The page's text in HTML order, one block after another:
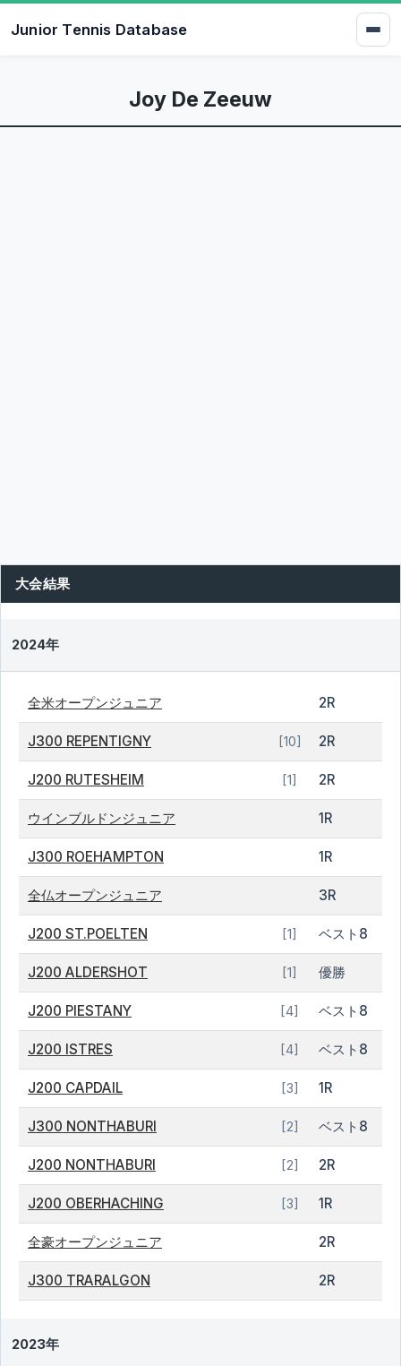
Junior Tennis Database
Joy De Zeeuw
大会結果
2024年
全米オープンジュニア 2R
J300 REPENTIGNY [10] 2R
J200 RUTESHEIM [1] 2R
ウインブルドンジュニア 1R
J300 ROEHAMPTON 1R
全仏オープンジュニア 3R
J200 ST.POELTEN [1] ベスト8
J200 ALDERSHOT [1] 優勝
J200 PIESTANY [4] ベスト8
J200 ISTRES [4] ベスト8
J200 CAPDAIL [3] 1R
J300 NONTHABURI [2] ベスト8
J200 NONTHABURI [2] 2R
J200 OBERHACHING [3] 1R
全豪オープンジュニア 2R
J300 TRARALGON 2R
2023年